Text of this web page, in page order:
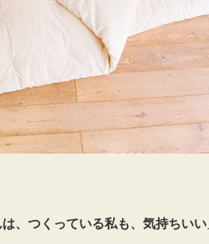
、つくっている私も、気持ちいい